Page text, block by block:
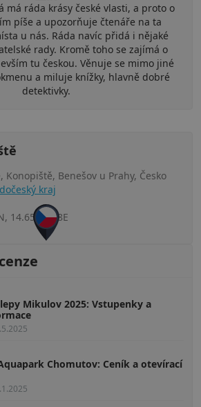
má ráda krásy české vlasti, a proto o
píše a upozorňuje čtenáře na ta
u nás. Ráda navíc přidá i nějaké
rady. Kromě toho se zajímá o
tu českou. Věnuje se mimo jiné
a miluje knížky, hlavně dobré
detektivky.
Konopiště, Benešov u Prahy, Česko
kraj
14.6565338E
Mikulov 2025: Vstupenky a
Chomutov: Ceník a otevírací